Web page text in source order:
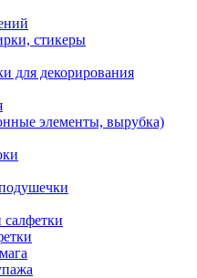
стикеры
для декорирования
элементы, вырубка)